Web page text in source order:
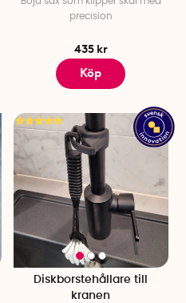
precision
435 kr
Köp
Diskborstehållare till
kranen